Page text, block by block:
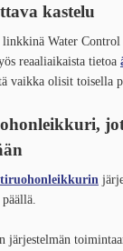
kastelu
Water Control
reaaliaikaista tietoa
vaikka olisit toisella
järjestelmän